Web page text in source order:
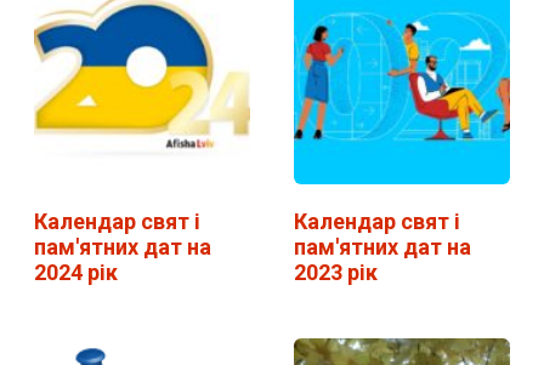
Календар свят і
пам'ятних дат на
2024 рік
Календар свят і
пам'ятних дат на
2023 рік